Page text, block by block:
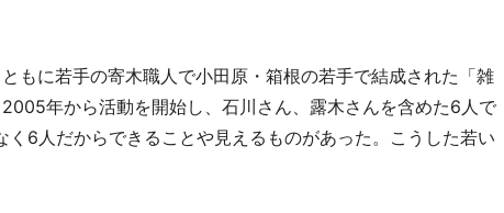
もに若手の寄木職人で小田原・箱根の若手で結成された「雑
年から活動を開始し、石川さん、露木さんを含めた6人で
6人だからできることや見えるものがあった。こうした若い